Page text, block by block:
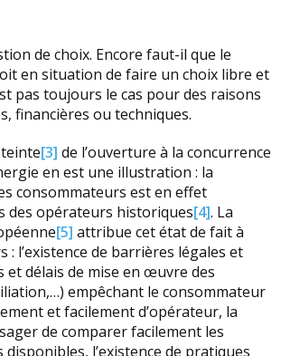
de choix. Encore faut-il que le
en situation de faire un choix libre et
pas toujours le cas pour des raisons
financières ou techniques.
[3] de l’ouverture à la concurrence
en est une illustration : la
consommateurs est en effet
des opérateurs historiques[4]. La
[5] attribue cet état de fait à
: l’existence de barrières légales et
et délais de mise en œuvre des
empêchant le consommateur
et facilement d’opérateur, la
de comparer facilement les
l’existence de pratiques